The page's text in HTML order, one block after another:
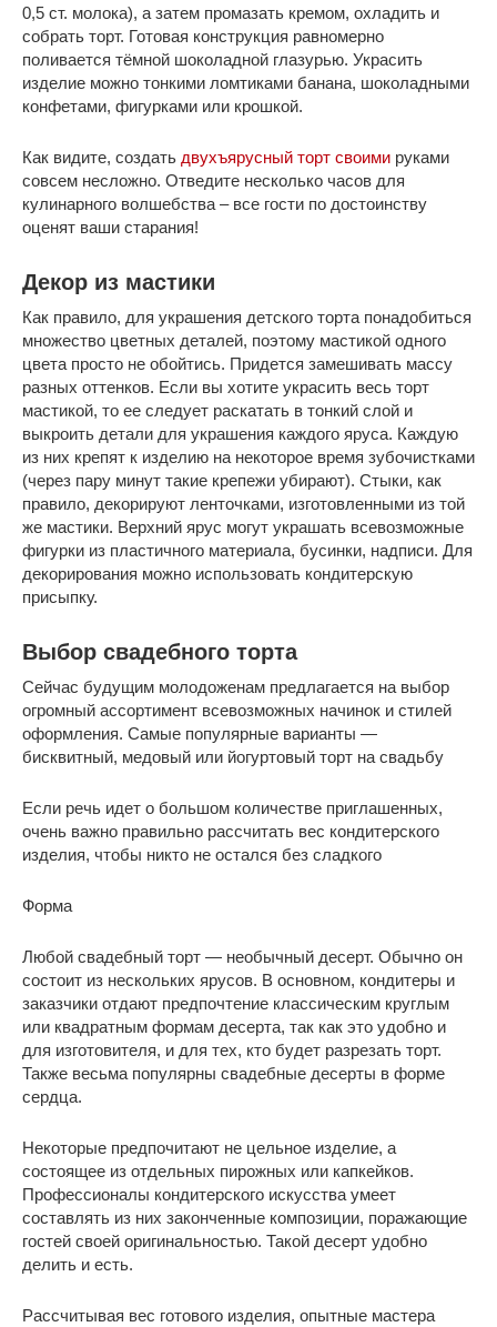
0,5 ст. молока), а затем промазать кремом, охладить и
собрать торт. Готовая конструкция равномерно
поливается тёмной шоколадной глазурью. Украсить
изделие можно тонкими ломтиками банана, шоколадными
конфетами, фигурками или крошкой.
Как видите, создать двухъярусный торт своими руками
совсем несложно. Отведите несколько часов для
кулинарного волшебства – все гости по достоинству
оценят ваши старания!
Декор из мастики
Как правило, для украшения детского торта понадобиться
множество цветных деталей, поэтому мастикой одного
цвета просто не обойтись. Придется замешивать массу
разных оттенков. Если вы хотите украсить весь торт
мастикой, то ее следует раскатать в тонкий слой и
выкроить детали для украшения каждого яруса. Каждую
из них крепят к изделию на некоторое время зубочистками
(через пару минут такие крепежи убирают). Стыки, как
правило, декорируют ленточками, изготовленными из той
же мастики. Верхний ярус могут украшать всевозможные
фигурки из пластичного материала, бусинки, надписи. Для
декорирования можно использовать кондитерскую
присыпку.
Выбор свадебного торта
Сейчас будущим молодоженам предлагается на выбор
огромный ассортимент всевозможных начинок и стилей
оформления. Самые популярные варианты —
бисквитный, медовый или йогуртовый торт на свадьбу
Если речь идет о большом количестве приглашенных,
очень важно правильно рассчитать вес кондитерского
изделия, чтобы никто не остался без сладкого
Форма
Любой свадебный торт — необычный десерт. Обычно он
состоит из нескольких ярусов. В основном, кондитеры и
заказчики отдают предпочтение классическим круглым
или квадратным формам десерта, так как это удобно и
для изготовителя, и для тех, кто будет разрезать торт.
Также весьма популярны свадебные десерты в форме
сердца.
Некоторые предпочитают не цельное изделие, а
состоящее из отдельных пирожных или капкейков.
Профессионалы кондитерского искусства умеет
составлять из них законченные композиции, поражающие
гостей своей оригинальностью. Такой десерт удобно
делить и есть.
Рассчитывая вес готового изделия, опытные мастера